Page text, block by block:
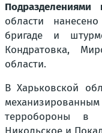
Подразделениями
области
бригаде и
Кондратовка,
области.
В Харьковской
терробороны в